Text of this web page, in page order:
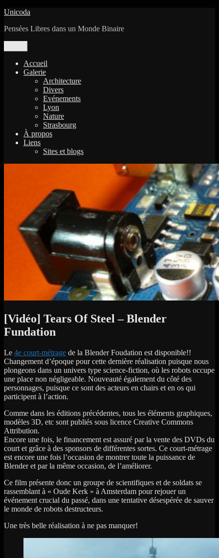
Aller
contenu
Unicoda
Pensées Libres dans un Monde Binaire
Accueil
Galerie
Architecture
Divers
Evénements
Lyon
Nature
Strasbourg
À propos
Liens
Sites et blogs
[Vidéo] Tears Of Steel – Blender
Fundation
Le 4e court-métrage de la Blender Foudation est disponible!!
Changement d’époque pour cette dernière réalisation puisque nous
plongeons dans un univers type science-fiction, où les robots occupe
une place non négligeable. Nouveauté également du côté des
personnages, puisque ce sont des acteurs en chairs et en os qui
participent à l’action.
Comme dans les éditions précédentes, tous les éléments graphiques,
modèles 3D, etc sont publiés sous licence Creative Commons
Attribution.
Encore une fois, le financement est assuré par la vente des DVDs du
court et grâce à des sponsors de différentes sortes. Ce court-métrage
est encore une fois l’occasion de montrer toute la puissance de
Blender et par la même occasion, de l’améliorer.
Ce film présente donc un groupe de scientifiques et de soldats se
rassemblant à « Oude Kerk » à Amsterdam pour rejouer un
événement crucial du passé, dans une tentative désespérée de sauver
le monde de robots destructeurs.
Une très belle réalisation à ne pas manquer!